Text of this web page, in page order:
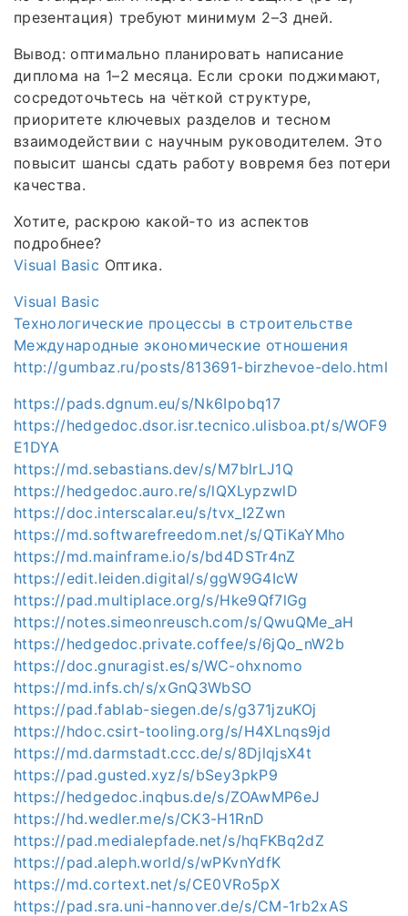
презентация) требуют минимум 2–3 дней.
Вывод: оптимально планировать написание
диплома на 1–2 месяца. Если сроки поджимают,
сосредоточьтесь на чёткой структуре,
приоритете ключевых разделов и тесном
взаимодействии с научным руководителем. Это
повысит шансы сдать работу вовремя без потери
качества.
Хотите, раскрою какой‑то из аспектов
подробнее?
Visual Basic Оптика.
Visual Basic
Технологические процессы в строительстве
Международные экономические отношения
http://gumbaz.ru/posts/813691-birzhevoe-delo.html
https://pads.dgnum.eu/s/Nk6Ipobq17
https://hedgedoc.dsor.isr.tecnico.ulisboa.pt/s/WOF9
E1DYA
https://md.sebastians.dev/s/M7blrLJ1Q
https://hedgedoc.auro.re/s/lQXLypzwlD
https://doc.interscalar.eu/s/tvx_I2Zwn
https://md.softwarefreedom.net/s/QTiKaYMho
https://md.mainframe.io/s/bd4DSTr4nZ
https://edit.leiden.digital/s/ggW9G4IcW
https://pad.multiplace.org/s/Hke9Qf7lGg
https://notes.simeonreusch.com/s/QwuQMe_aH
https://hedgedoc.private.coffee/s/6jQo_nW2b
https://doc.gnuragist.es/s/WC-ohxnomo
https://md.infs.ch/s/xGnQ3WbSO
https://pad.fablab-siegen.de/s/g371jzuKOj
https://hdoc.csirt-tooling.org/s/H4XLnqs9jd
https://md.darmstadt.ccc.de/s/8DjlqjsX4t
https://pad.gusted.xyz/s/bSey3pkP9
https://hedgedoc.inqbus.de/s/ZOAwMP6eJ
https://hd.wedler.me/s/CK3-H1RnD
https://pad.medialepfade.net/s/hqFKBq2dZ
https://pad.aleph.world/s/wPKvnYdfK
https://md.cortext.net/s/CE0VRo5pX
https://pad.sra.uni-hannover.de/s/CM-1rb2xAS